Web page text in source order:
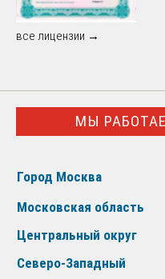
все лицензии →
МЫ
Город Москва
Московская область
Центральный округ
Северо-Западный